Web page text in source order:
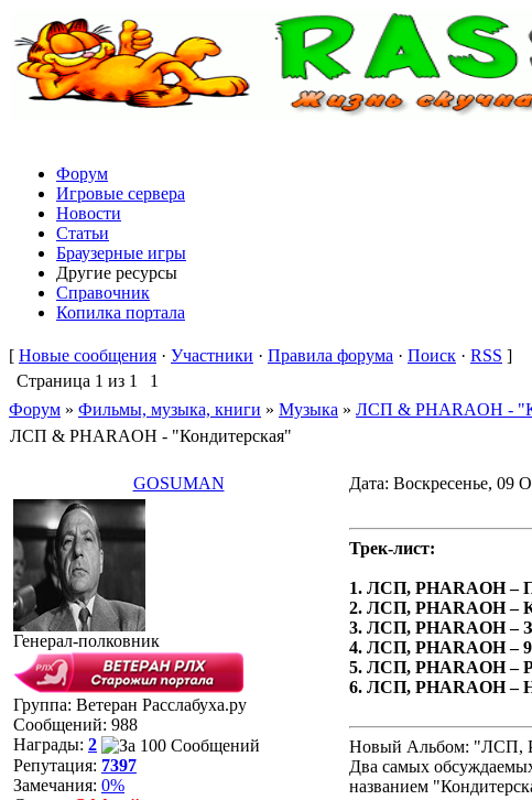
Форум
Игровые сервера
Новости
Статьи
Браузерные игры
Другие ресурсы
Справочник
Копилка портала
[ Новые сообщения · Участники · Правила форума · Поиск · RSS ]
Страница 1 из 1
1
Форум » Фильмы, музыка, книги » Музыка » ЛСП & PHARAOH -
ЛСП & PHARAOH - "Кондитерская"
GOSUMAN Дата: Воскресенье, 09
Генерал-полковник
Группа: Ветеран Расслабуха.ру
Сообщений: 988
Награды: 2
Репутация: 7397
Замечания: 0%
Трек-лист:
1. ЛСП, PHARAOH –
2. ЛСП, PHARAOH –
3. ЛСП, PHARAOH –
4. ЛСП, PHARAOH –
5. ЛСП, PHARAOH –
6. ЛСП, PHARAOH –
Новый Альбом: "ЛСП,
Два самых
названием